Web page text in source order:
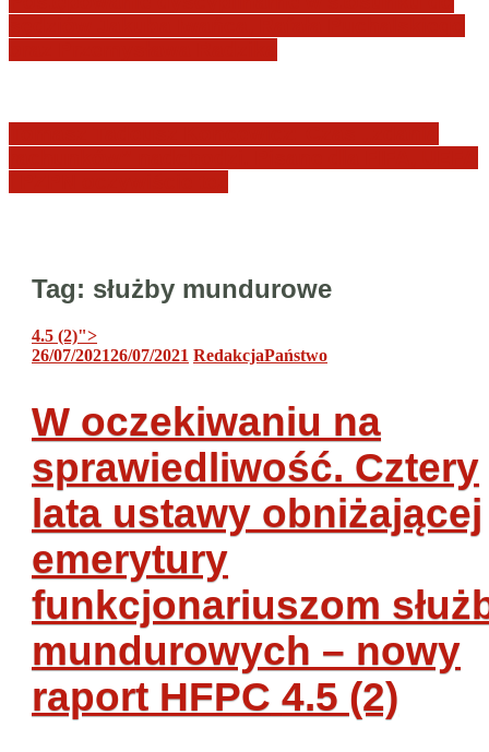
Tag: służby mundurowe
4.5 (2)">
26/07/202126/07/2021 RedakcjaPaństwo
W oczekiwaniu na
sprawiedliwość. Cztery
lata ustawy obniżającej
emerytury
funkcjonariuszom
mundurowych – nowy
raport HFPC 4.5 (2)